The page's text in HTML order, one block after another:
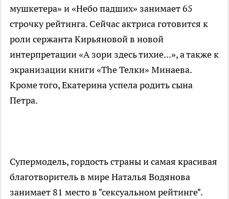
мушкетера» и «Небо падших» занимает 65
строчку рейтинга. Сейчас актриса готовится к
роли сержанта Кирьяновой в новой
интерпретации «А зори здесь тихие...», а также к
экранизации книги «The Телки» Минаева.
Кроме того, Екатерина успела родить сына
Петра.
Супермодель, гордость страны и самая красивая
благотворитель в мире Наталья Водянова
занимает 81 место в "сексуальном рейтинге".